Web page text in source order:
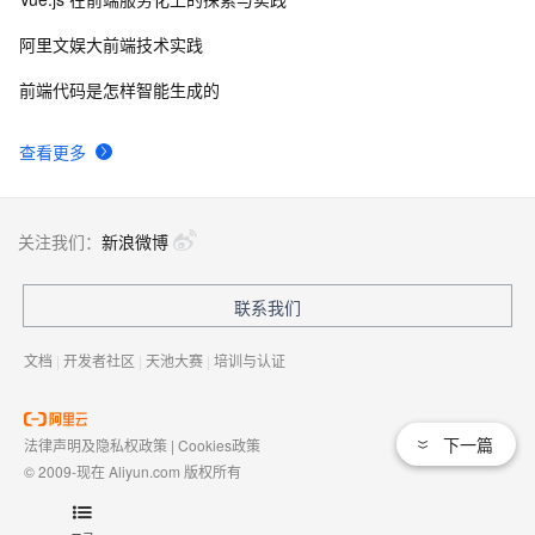
查看更多
阿里文娱大前端技术实践
前端代码是怎样智能生成的
下一篇
关注我们： 新浪微博
联系我们
文档 | 开发者社区 | 天池大赛 | 培训与认证
法律声明及隐私权政策 | Cookies政策
© 2009-现在 Aliyun.com 版权所有
域名注册服务机构许可：